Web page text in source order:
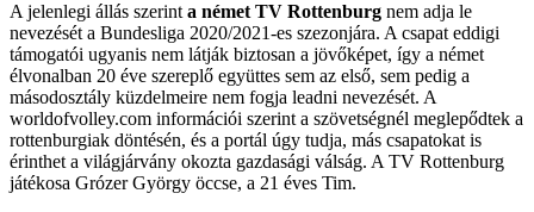
A jelenlegi állás szerint a német TV Rottenburg nem adja le
nevezését a Bundesliga 2020/2021-es szezonjára. A csapat eddigi
támogatói ugyanis nem látják biztosan a jövőképet, így a német
élvonalban 20 éve szereplő együttes sem az első, sem pedig a
másodosztály küzdelmeire nem fogja leadni nevezését. A
worldofvolley.com információi szerint a szövetségnél meglepődtek a
rottenburgiak döntésén, és a portál úgy tudja, más csapatokat is
érinthet a világjárvány okozta gazdasági válság. A TV Rottenburg
játékosa Grózer György öccse, a 21 éves Tim.